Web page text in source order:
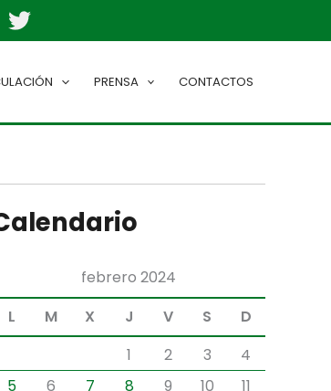
PRENSA CONTACTOS
febrero 2024
L
M X J V S
D
1
2 3
4
5
6 7 8 9 10
11